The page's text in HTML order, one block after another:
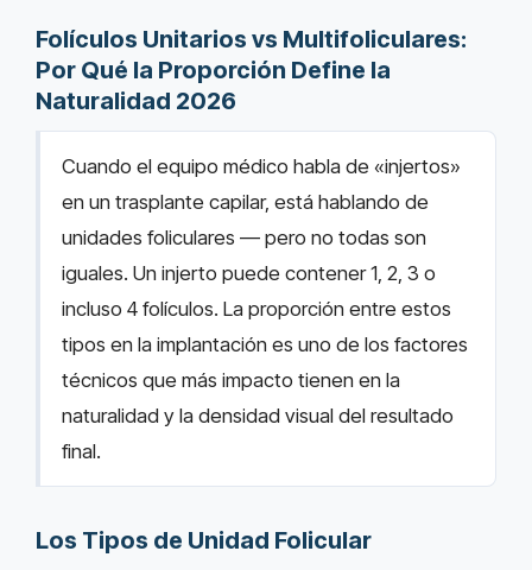
Folículos Unitarios vs Multifoliculares:
Por Qué la Proporción Define la
Naturalidad 2026
Cuando el equipo médico habla de «injertos»
en un trasplante capilar, está hablando de
unidades foliculares — pero no todas son
iguales. Un injerto puede contener 1, 2, 3 o
incluso 4 folículos. La proporción entre estos
tipos en la implantación es uno de los factores
técnicos que más impacto tienen en la
naturalidad y la densidad visual del resultado
final.
Los Tipos de Unidad Folicular